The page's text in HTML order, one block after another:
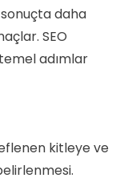
sonuçta daha
SEO
temel adımlar
kitleye ve